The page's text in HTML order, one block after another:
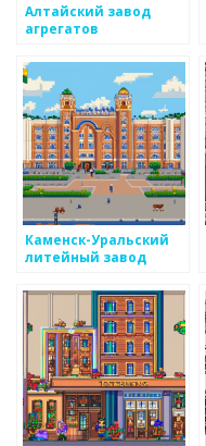
Алтайский завод
агрегатов
Каменск-Уральский
литейный завод